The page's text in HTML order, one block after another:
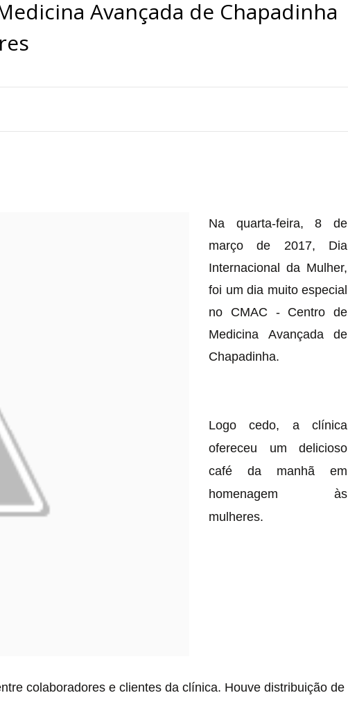
Avançada de Chapadinha
Na quarta-feira, 8 de
março de 2017, Dia
Internacional da Mulher,
foi um dia muito especial
no CMAC - Centro de
Medicina Avançada de
Chapadinha.
Logo cedo, a clínica
ofereceu um delicioso
café da manhã em
homenagem às
mulheres.
colaboradores e clientes da clínica. Houve distribuição de